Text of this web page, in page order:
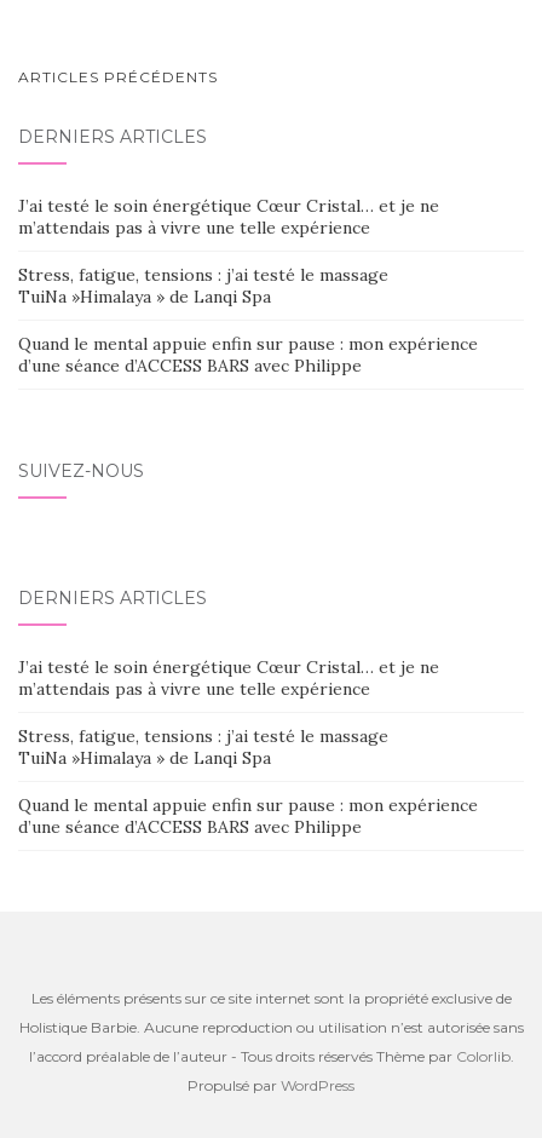
NAVIGATION
SEIN
DES
ARTICLES
ARTICLES PRÉCÉDENTS
DERNIERS ARTICLES
J’ai testé le soin énergétique Cœur Cristal… et je ne
m’attendais pas à vivre une telle expérience
Stress, fatigue, tensions : j’ai testé le massage
TuiNa »Himalaya » de Lanqi Spa
Quand le mental appuie enfin sur pause : mon expérience
d’une séance d’ACCESS BARS avec Philippe
SUIVEZ-NOUS
DERNIERS ARTICLES
J’ai testé le soin énergétique Cœur Cristal… et je ne
m’attendais pas à vivre une telle expérience
Stress, fatigue, tensions : j’ai testé le massage
TuiNa »Himalaya » de Lanqi Spa
Quand le mental appuie enfin sur pause : mon expérience
d’une séance d’ACCESS BARS avec Philippe
Les éléments présents sur ce site internet sont la propriété exclusive de
Holistique Barbie. Aucune reproduction ou utilisation n’est autorisée sans
l’accord préalable de l’auteur - Tous droits réservés Thème par Colorlib.
Propulsé par WordPress